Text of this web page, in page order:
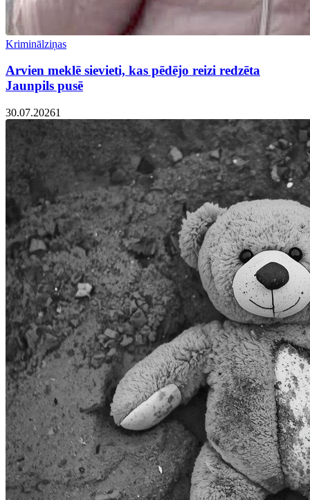
Kriminālziņas
Arvien meklē sievieti, kas pēdējo reizi redzēta
Jaunpils pusē
30.07.20261